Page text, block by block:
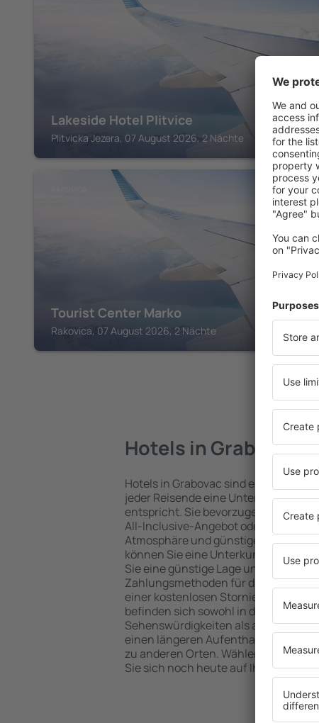
Lakeside Hotel Plitvice
Plitvicka Jezera, 07 August 2026, 2 Nächte
Tourist Center Marko
Rakovica, 07 August 2026, 2 Nächte
Hotels in Grabovac
Hotels in Grabovac sind eine
jeder Reisende eine Unterkunft
entspricht. Sie bevorzugen ein Hotel
All-Inclusive-Angebot oder wählen
Atmosphäre und günstige
können Sie eine Unterkunft für jede
Sie eine günstige Lage und den
Zahlungsmethoden für die
einer kostenlosen Stornierung der
befinden sich sowohl in der Nähe
Sehenswürdigkeiten als auch
einen längeren Aufenthalt und als
zu anderen Orten. Wählen Sie ein
Sie sich noch heute auf Ihre Reise